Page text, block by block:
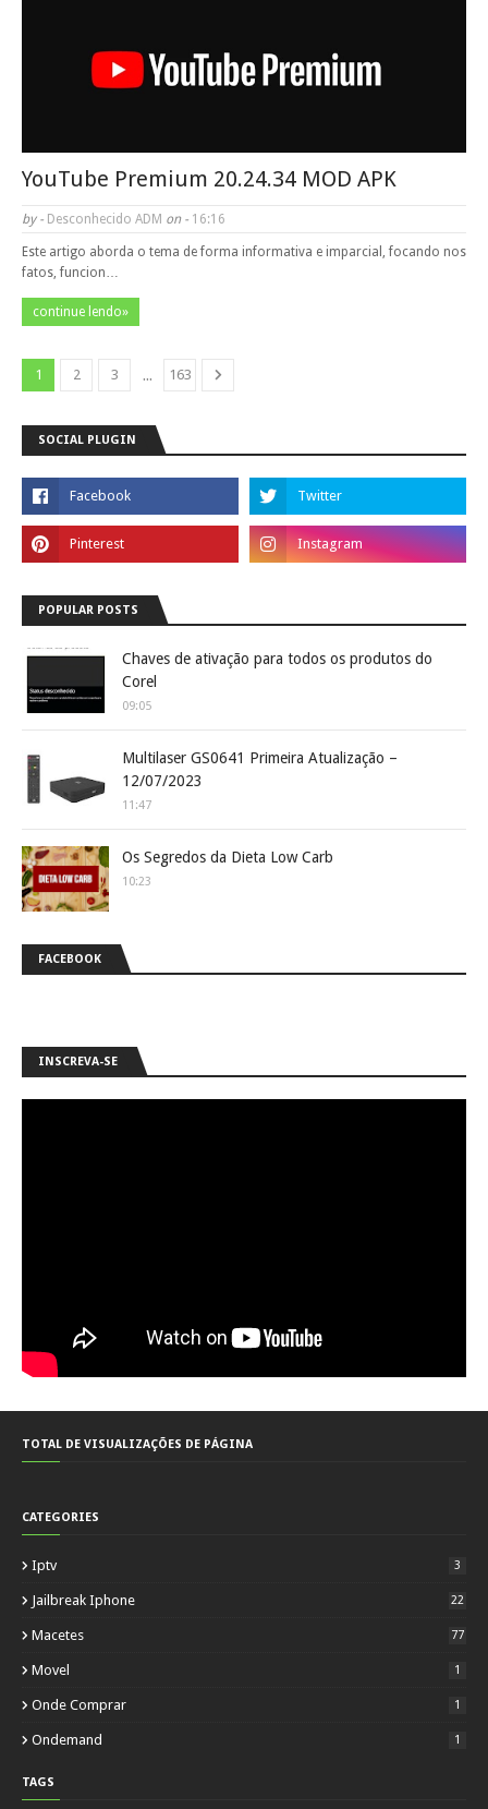
YouTube Premium 20.24.34 MOD APK
by - Desconhecido ADM on - 16:16
Este artigo aborda o tema de forma informativa e imparcial, focando nos
fatos, funcion…
continue lendo»
1 2 3 ... 163
SOCIAL PLUGIN
POPULAR POSTS
Chaves de ativação para todos os produtos do
Corel
09:05
Multilaser GS0641 Primeira Atualização –
12/07/2023
11:47
Os Segredos da Dieta Low Carb
10:23
FACEBOOK
INSCREVA-SE
TOTAL DE VISUALIZAÇÕES DE PÁGINA
CATEGORIES
Iptv 3
Jailbreak Iphone 22
Macetes 77
Movel 1
Onde Comprar 1
Ondemand 1
TAGS